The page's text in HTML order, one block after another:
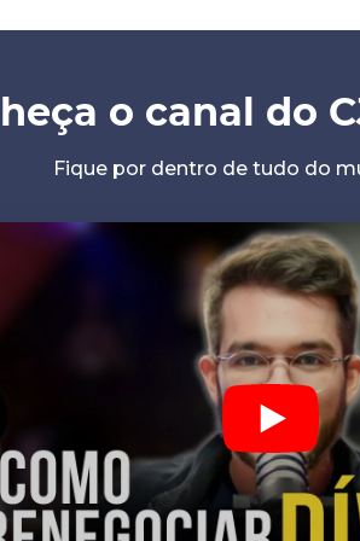
o canal do
Fique por dentro de tudo do